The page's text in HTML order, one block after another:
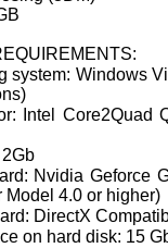
system: Windows
Intel Core2Quad
Nvidia Geforce
Model 4.0 or higher)
DirectX
on hard disk: 15